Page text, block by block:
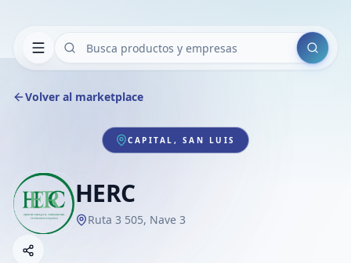
Buscar
Volver al marketplace
CAPITAL, SAN LUIS
HERC
Ruta 3 505, Nave 3
Compartir empresa